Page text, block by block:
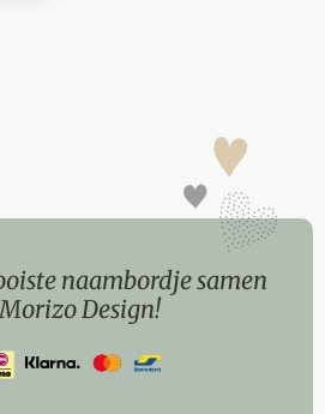
naambordje samen
Design!